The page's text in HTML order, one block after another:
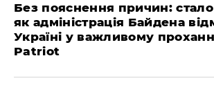
​Без пояснення причин:
як адміністрація Байдена
Україні у важливому
Patriot